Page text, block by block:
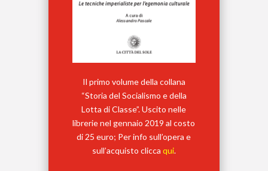
Il primo volume della collana
“Storia del Socialismo e della
Lotta di Classe”. Uscito nelle
librerie nel gennaio 2019 al costo
di 25 euro; Per info sull’opera e
sull’acquisto clicca qui.